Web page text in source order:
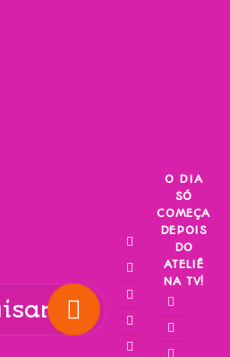
O DIA
SÓ
COMEÇA
DEPOIS
DO
ATELIÊ
NA TV!